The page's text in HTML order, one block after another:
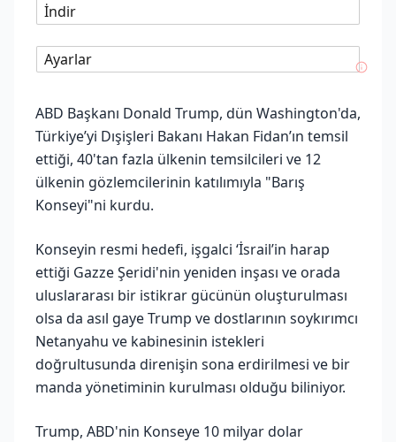
İndir
Ayarlar
ABD Başkanı Donald Trump, dün Washington'da,
Türkiye’yi Dışişleri Bakanı Hakan Fidan’ın temsil
ettiği, 40'tan fazla ülkenin temsilcileri ve 12
ülkenin gözlemcilerinin katılımıyla "Barış
Konseyi"ni kurdu.
Konseyin resmi hedefi, işgalci ‘İsrail’in harap
ettiği Gazze Şeridi'nin yeniden inşası ve orada
uluslararası bir istikrar gücünün oluşturulması
olsa da asıl gaye Trump ve dostlarının soykırımcı
Netanyahu ve kabinesinin istekleri
doğrultusunda direnişin sona erdirilmesi ve bir
manda yönetiminin kurulması olduğu biliniyor.
Trump, ABD'nin Konseye 10 milyar dolar